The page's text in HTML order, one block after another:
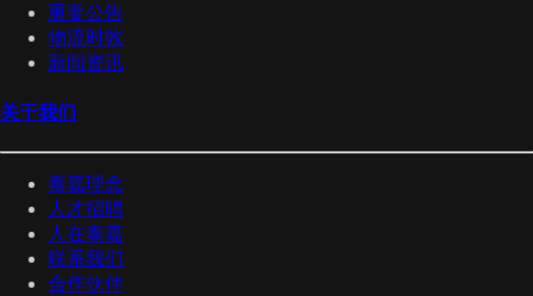
重要公告
物流时效
新闻资讯
关于我们
泰嘉理念
人才招聘
人在泰嘉
联系我们
合作伙伴